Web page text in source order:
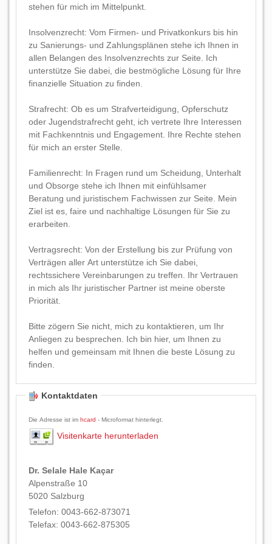
stehen für mich im Mittelpunkt.
Insolvenzrecht: Vom Firmen- und Privatkonkurs bis hin
zu Sanierungs- und Zahlungsplänen stehe ich Ihnen in
allen Belangen des Insolvenzrechts zur Seite. Ich
unterstütze Sie dabei, die bestmögliche Lösung für Ihre
finanzielle Situation zu finden.
Strafrecht: Ob es um Strafverteidigung, Opferschutz
oder Jugendstrafrecht geht, ich vertrete Ihre Interessen
mit Fachkenntnis und Engagement. Ihre Rechte stehen
für mich an erster Stelle.
Familienrecht: In Fragen rund um Scheidung, Unterhalt
und Obsorge stehe ich Ihnen mit einfühlsamer
Beratung und juristischem Fachwissen zur Seite. Mein
Ziel ist es, faire und nachhaltige Lösungen für Sie zu
erarbeiten.
Vertragsrecht: Von der Erstellung bis zur Prüfung von
Verträgen aller Art unterstütze ich Sie dabei,
rechtssichere Vereinbarungen zu treffen. Ihr Vertrauen
in mich als Ihr juristischer Partner ist meine oberste
Priorität.
Bitte zögern Sie nicht, mich zu kontaktieren, um Ihr
Anliegen zu besprechen. Ich bin hier, um Ihnen zu
helfen und gemeinsam mit Ihnen die beste Lösung zu
finden.
Kontaktdaten
Die Adresse ist im hcard - Microformat hinterlegt.
Visitenkarte herunterladen
Dr. Selale Hale Kaçar
Alpenstraße 10
5020 Salzburg
Telefon: 0043-662-873071
Telefax: 0043-662-875305